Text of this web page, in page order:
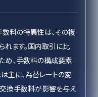
料の特異性は、その複
れます。国内取引に比
め、手数料の構成要素
主に、為替レートの変
交換手数料が影響を与え